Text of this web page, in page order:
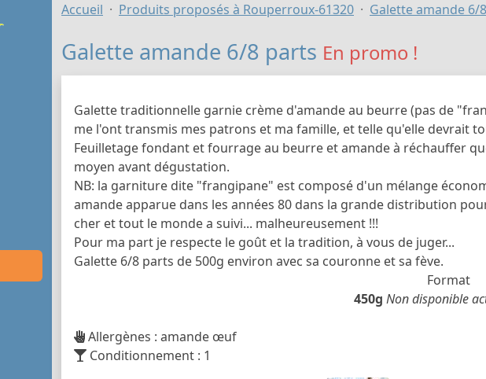
Accueil Produits proposés à Rouperroux-61320 Galette amande 6/
Galette amande 6/8 parts En promo !
Galette traditionnelle garnie crème d'amande au beurre (pas de
me l'ont transmis mes patrons et ma famille, et telle qu'elle devrait
Feuilletage fondant et fourrage au beurre et amande à réchauffer
moyen avant dégustation.
NB: la garniture dite "frangipane" est composé d'un mélange
amande apparue dans les années 80 dans la grande distribution
cher et tout le monde a suivi... malheureusement !!!
Pour ma part je respecte le goût et la tradition, à vous de juger...
Galette 6/8 parts de 500g environ avec sa couronne et sa fève.
Format
450g Non disponible
Allergènes : amande œuf
Conditionnement : 1